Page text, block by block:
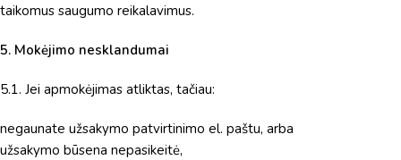
taikomus saugumo reikalavimus.
5. Mokėjimo nesklandumai
5.1. Jei apmokėjimas atliktas, tačiau:
negaunate užsakymo patvirtinimo el. paštu, arba
užsakymo būsena nepasikeitė,